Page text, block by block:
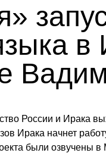
России и Ирака
Ирака начнет
были озвучены в